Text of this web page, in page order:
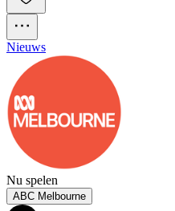
Nieuws
Nu spelen
ABC Melbourne